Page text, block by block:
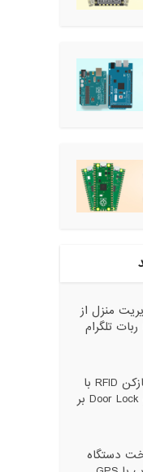
منزل از
تلگرام
ساخت دربازکن RFID با
برد آردوینو Door Lock بر
دستگاه